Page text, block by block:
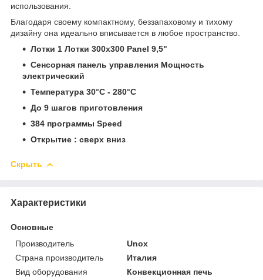
использования.
Благодаря своему компактному, беззапаховому и тихому
дизайну она идеально вписывается в любое пространство.
Лотки 1 Лотки 300x300 Panel 9,5"
Сенсорная панель управления Мощность
электрический
Температура 30°C - 280°C
До 9 шагов приготовления
384 программы Speed
Открытие : сверх вниз
Скрыть
Характеристики
Основные
Производитель
Unox
Страна производитель
Италия
Вид оборудования
Конвекционная печь